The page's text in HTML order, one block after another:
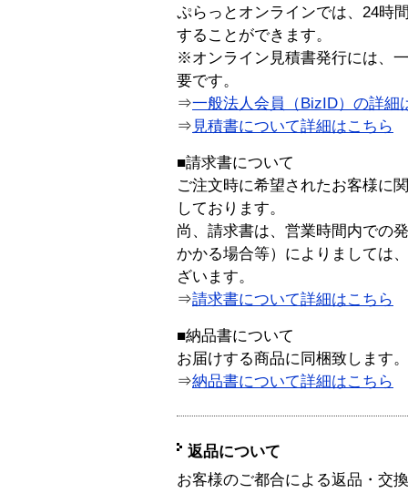
ぷらっとオンラインでは、24時
することができます。
※オンライン見積書発行には、
要です。
⇒一般法人会員（BizID）の詳細
⇒ 見積書について詳細はこちら
■請求書について
ご注文時に希望されたお客様に
しております。
尚、請求書は、営業時間内での
かかる場合等）によりましては
ざいます。
⇒請求書について詳細はこちら
■納品書について
お届けする商品に同梱致します。
⇒納品書について詳細はこちら
返品について
お客様のご都合による返品・交